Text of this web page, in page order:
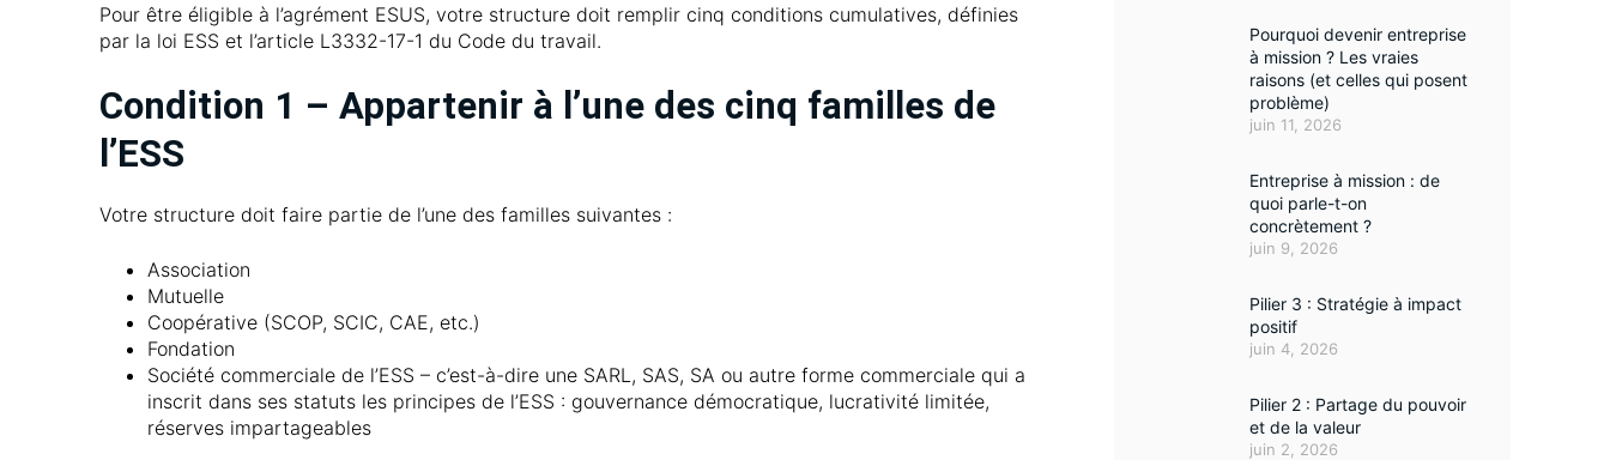
Pour être éligible à l’agrément ESUS, votre structure doit remplir cinq conditions cumulatives, définies
par la loi ESS et l’article L3332-17-1 du Code du travail.
Condition 1 – Appartenir à l’une des cinq familles de
l’ESS
Votre structure doit faire partie de l’une des familles suivantes :
Association
Mutuelle
Coopérative (SCOP, SCIC, CAE, etc.)
Fondation
Société commerciale de l’ESS – c’est-à-dire une SARL, SAS, SA ou autre forme commerciale qui a
inscrit dans ses statuts les principes de l’ESS : gouvernance démocratique, lucrativité limitée,
réserves impartageables
Pourquoi devenir entreprise
à mission ? Les vraies
raisons (et celles qui posent
problème)
juin 11, 2026
Entreprise à mission : de
quoi parle-t-on
concrètement ?
juin 9, 2026
Pilier 3 : Stratégie à impact
positif
juin 4, 2026
Pilier 2 : Partage du pouvoir
et de la valeur
juin 2, 2026